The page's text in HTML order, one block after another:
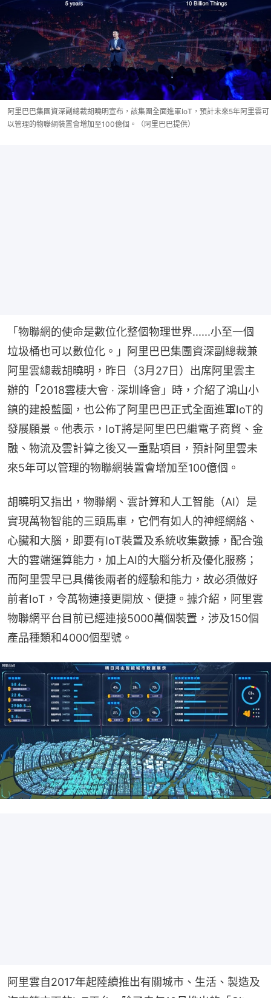
阿里巴巴集團資深副總裁胡曉明宣布，該集團全面進軍IoT，預計未來5年阿里雲可
以管理的物聯網裝置會增加至100億個。（阿里巴巴提供）
「物聯網的使命是數位化整個物理世界......小至一個
垃圾桶也可以數位化。」阿里巴巴集團資深副總裁兼
阿里雲總裁胡曉明，昨日（3月27日）出席阿里雲主
辦的「2018雲棲大會 ‧ 深圳峰會」時，介紹了鴻山小
鎮的建設藍圖，也公佈了阿里巴巴正式全面進軍IoT的
發展願景。他表示，IoT將是阿里巴巴繼電子商貿、金
融、物流及雲計算之後又一重點項目，預計阿里雲未
來5年可以管理的物聯網裝置會增加至100億個。
胡曉明又指出，物聯網、雲計算和人工智能（AI）是
實現萬物智能的三頭馬車，它們有如人的神經網絡、
心臟和大腦，即要有IoT裝置及系統收集數據，配合強
大的雲端運算能力，加上AI的大腦分析及優化服務；
而阿里雲早已具備後兩者的經驗和能力，故必須做好
前者IoT，令萬物連接更開放、便捷。據介紹，阿里雲
物聯網平台目前已經連接5000萬個裝置，涉及150個
產品種類和4000個型號。
阿里雲自2017年起陸續推出有關城市、生活、製造及